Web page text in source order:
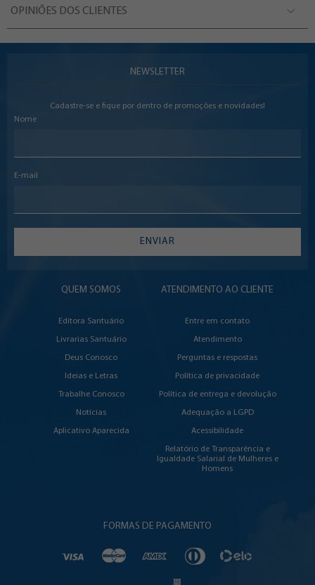
OPINIÕES DOS CLIENTES
NEWSLETTER
Cadastre-se e fique por dentro de promoções e novidades!
Nome
E-mail
ENVIAR
QUEM SOMOS
Editora Santuário
Livrarias Santuário
Deus Conosco
Ideias e Letras
Trabalhe Conosco
Notícias
Aplicativo Aparecida
ATENDIMENTO AO CLIENTE
Entre em contato
Atendimento
Perguntas e respostas
Política de privacidade
Política de entrega e devolução
Adequação a LGPD
Acessibilidade
Relatório de Transparência e
Igualdade Salarial de Mulheres e
Homens
FORMAS DE PAGAMENTO